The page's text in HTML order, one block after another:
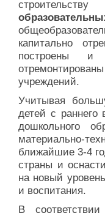
капитально
построены и
учреждений.
Учитывая
детей с раннего
дошкольного
материально-
ближайшие 3-4
страны и
на новый
и воспитания.
В